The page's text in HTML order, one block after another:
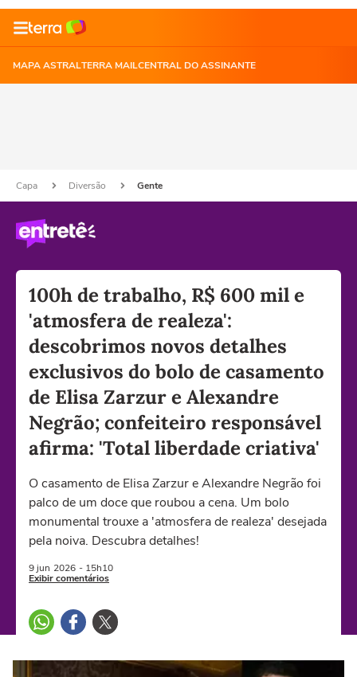
MAPA ASTRALTERRA MAILCENTRAL DO ASSINANTE
Capa Diversão Gente
100h de trabalho, R$ 600 mil e
'atmosfera de realeza':
descobrimos novos detalhes
exclusivos do bolo de casamento
de Elisa Zarzur e Alexandre
Negrão; confeiteiro responsável
afirma: 'Total liberdade criativa'
O casamento de Elisa Zarzur e Alexandre Negrão foi
palco de um doce que roubou a cena. Um bolo
monumental trouxe a 'atmosfera de realeza' desejada
pela noiva. Descubra detalhes!
9 jun 2026 - 15h10
Exibir comentários